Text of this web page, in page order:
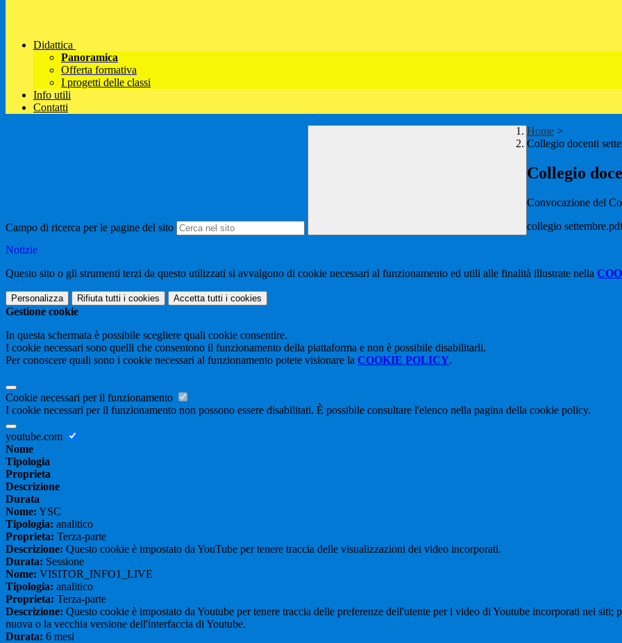
Didattica
Panoramica
Offerta formativa
I progetti delle classi
Info utili
Contatti
Campo di ricerca per le pagine del sito
Home >
Collegio docenti
Collegio
Convocazione del
collegio
Notizie
Questo sito o gli strumenti terzi da questo utilizzati si avvalgono di cookie necessari al funzionamento ed utili alle finalità illustrate nella
Personalizza Rifiuta tutti i cookies Accetta tutti i cookies
Gestione cookie
In questa schermata è possibile scegliere quali cookie consentire.
I cookie necessari sono quelli che consentono il funzionamento della piattaforma e non è possibile disabilitarli.
Per conoscere quali sono i cookie necessari al funzionamento potete visionare la COOKIE POLICY.
Cookie necessari per il funzionamento
I cookie necessari per il funzionamento non possono essere disabilitati. È possibile consultare l'elenco nella pagina della cookie policy.
youtube.com
Nome
Tipologia
Proprieta
Descrizione
Durata
Nome: YSC
Tipologia: analitico
Proprieta: Terza-parte
Descrizione: Questo cookie è impostato da YouTube per tenere traccia delle visualizzazioni dei video incorporati.
Durata: Sessione
Nome: VISITOR_INFO1_LIVE
Tipologia: analitico
Proprieta: Terza-parte
Descrizione: Questo cookie è impostato da Youtube per tenere traccia delle preferenze dell'utente per i video di Youtube incorporati nei
nuova o la vecchia versione dell'interfaccia di Youtube.
Durata: 6 mesi